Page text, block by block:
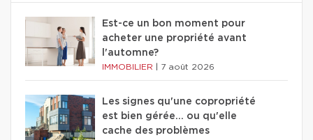
Est-ce un bon moment pour
acheter une propriété avant
l'automne?
IMMOBILIER 7 août 2026
Les signes qu'une copropriété
est bien gérée… ou qu'elle
cache des problèmes